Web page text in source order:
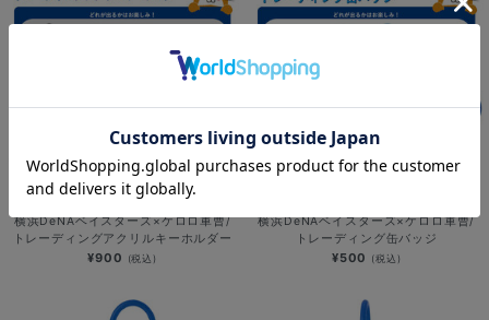
NEW
横浜DeNAベイスターズ×ケロロ軍曹/
トレーディングアクリルキーホルダー
¥900 (税込)
横浜DeNAベイスターズ×ケロロ軍曹/
トレーディング缶バッジ
¥500 (税込)